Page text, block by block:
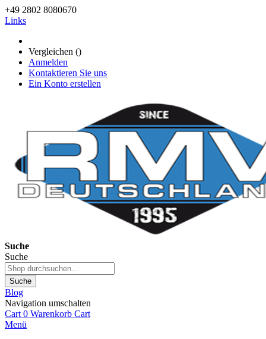
+49 2802 8080670
Links
Vergleichen ()
Anmelden
Kontaktieren Sie uns
Ein Konto erstellen
Suche
Suche
Suche
Blog
Navigation umschalten
Cart 0 Warenkorb Cart
Menü